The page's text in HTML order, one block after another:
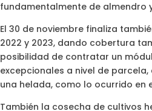
fundamentalmente de almendro
El 30 de noviembre finaliza
2022 y 2023, dando cobertura
posibilidad de contratar un
excepcionales a nivel de
una helada, como lo ocurrido en
También la cosecha de cultivos